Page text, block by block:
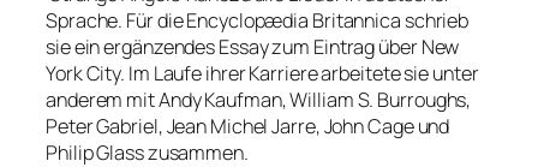
Sprache. Für die Encyclopædia Britannica schrieb
sie ein ergänzendes Essay zum Eintrag über New
York City. Im Laufe ihrer Karriere arbeitete sie unter
anderem mit Andy Kaufman, William S. Burroughs,
Peter Gabriel, Jean Michel Jarre, John Cage und
Philip Glass zusammen.